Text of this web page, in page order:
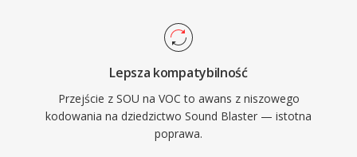
surowe probki PCM moga byc opakowane w
naglowek WAV lub AIFF bez jakiegokolwiek
transkodowania.
Windowsa i formatu WAV VOC stopniowo
wypadl z glownego nurtu, lecz pozostaje
wazny dla zachowania retro gier i dla kazdego,
kto pracuje z archiwalnymi zbiorami audio z ery
PC.
Lepsza kompatybilność
Przejście z SOU na VOC to awans z niszowego
kodowania na dziedzictwo Sound Blaster — istotna
poprawa.